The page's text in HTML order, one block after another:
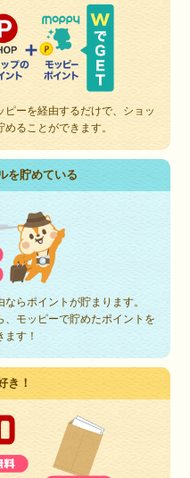
ーを経由するだけで、ショッ
ることができます。
を貯めている
らポイントが貯まります。
モッピーで貯めたポイントを
す！
き！